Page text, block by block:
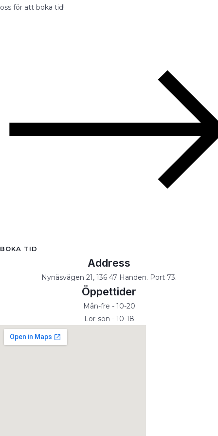
oss för att boka tid!
BOKA TID
Address
Nynäsvägen 21, 136 47 Handen. Port 73.
Öppettider
Mån-fre - 10-20
Lör-sön - 10-18